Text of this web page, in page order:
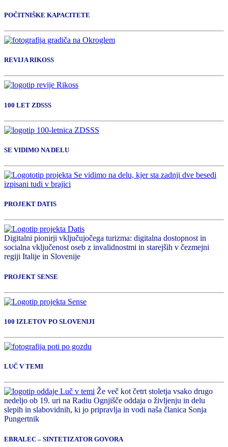
POČITNIŠKE KAPACITETE
REVIJA RIKOSS
100 LET ZDSSS
SE VIDIMO NA DELU
PROJEKT DATIS
Digitalni pionirji vključujočega turizma: digitalna dostopnost in
socialna vključenost oseb z invalidnostmi in starejših v čezmejni
regiji Italije in Slovenije
PROJEKT SENSE
100 IZLETOV PO SLOVENIJI
LUČ V TEMI
Že več kot četrt stoletja vsako drugo
nedeljo ob 19. uri na Radiu Ognjišče oddaja o življenju in delu
slepih in slabovidnih, ki jo pripravlja in vodi naša članica Sonja
Pungertnik
EBRALEC – SINTETIZATOR GOVORA